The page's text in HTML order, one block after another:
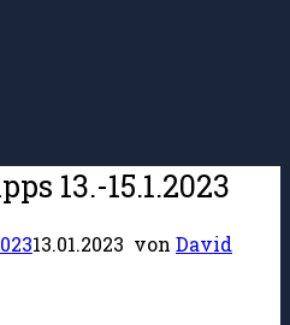
13.-15.1.2023
13.01.2023 von David